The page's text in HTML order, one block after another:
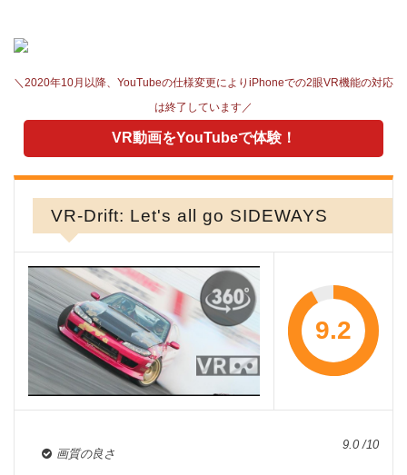
＼2020年10月以降、YouTubeの仕様変更によりiPhoneでの2眼VR機能の対応
は終了しています／
VR動画をYouTubeで体験！
VR-Drift: Let's all go SIDEWAYS
9.2
画質の良さ
9.0 /10